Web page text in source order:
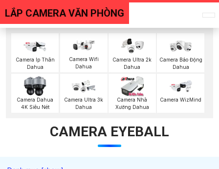
LẮP CAMERA VĂN PHÒNG
Camera Ip Thân
Dahua
Camera Wifi
Dahua
Camera Ultra 2k
Dahua
Camera Báo Động
Dahua
Camera Dahua
4K Siêu Nét
Camera Ultra 3k
Dahua
Camera Nhà
Xưởng Dahua
Camera WizMind
CAMERA EYEBALL